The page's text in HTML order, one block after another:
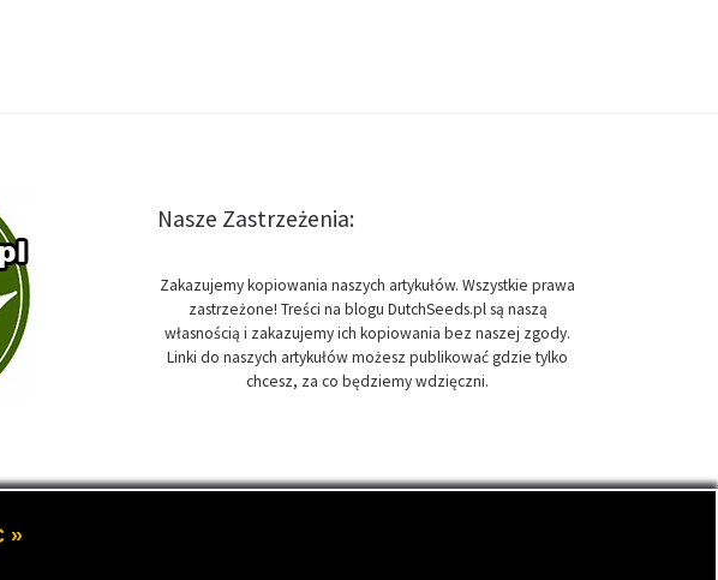
Nasze Zastrzeżenia:
Zakazujemy kopiowania naszych artykułów. Wszystkie prawa
zastrzeżone! Treści na blogu DutchSeeds.pl są naszą
własnością i zakazujemy ich kopiowania bez naszej zgody.
Linki do naszych artykułów możesz publikować gdzie tylko
chcesz, za co będziemy wdzięczni.
oraz roślin konopi indyjskich, zwanych cannabis.
»